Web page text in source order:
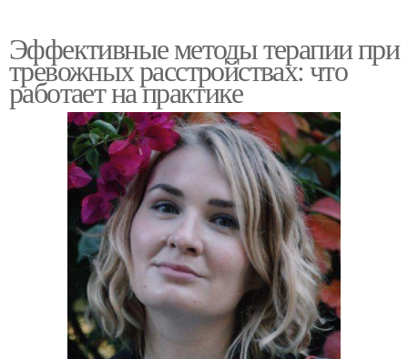
Эффективные методы терапии при
тревожных расстройствах: что
работает на практике